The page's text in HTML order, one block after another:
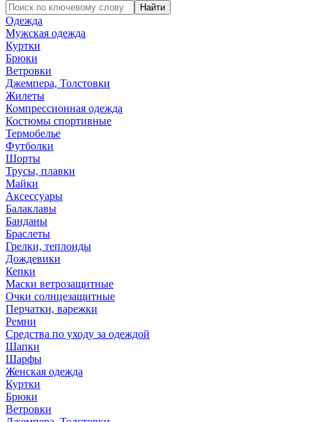
Найти
Одежда
Мужская одежда
Куртки
Брюки
Ветровки
Джемпера, Толстовки
Жилеты
Компрессионная одежда
Костюмы спортивные
Термобелье
Футболки
Шорты
Трусы, плавки
Майки
Аксессуары
Балаклавы
Банданы
Браслеты
Грелки, теплоиды
Дождевики
Кепки
Маски ветрозащитные
Очки солнцезащитные
Перчатки, варежки
Ремни
Средства по уходу за одеждой
Шапки
Шарфы
Женская одежда
Куртки
Брюки
Ветровки